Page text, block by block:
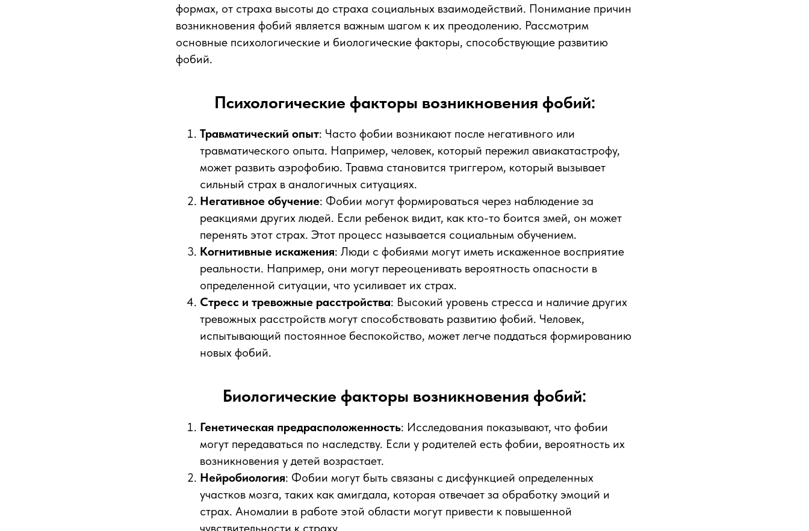
формах, от страха высоты до страха социальных взаимодействий. Понимание причин
возникновения фобий является важным шагом к их преодолению. Рассмотрим
основные психологические и биологические факторы, способствующие развитию
фобий.
Психологические факторы возникновения фобий:
Травматический опыт: Часто фобии возникают после негативного или
травматического опыта. Например, человек, который пережил авиакатастрофу,
может развить аэрофобию. Травма становится триггером, который вызывает
сильный страх в аналогичных ситуациях.
Негативное обучение: Фобии могут формироваться через наблюдение за
реакциями других людей. Если ребенок видит, как кто-то боится змей, он может
перенять этот страх. Этот процесс называется социальным обучением.
Когнитивные искажения: Люди с фобиями могут иметь искаженное восприятие
реальности. Например, они могут переоценивать вероятность опасности в
определенной ситуации, что усиливает их страх.
Стресс и тревожные расстройства: Высокий уровень стресса и наличие других
тревожных расстройств могут способствовать развитию фобий. Человек,
испытывающий постоянное беспокойство, может легче поддаться формированию
новых фобий.
Биологические факторы возникновения фобий:
Генетическая предрасположенность: Исследования показывают, что фобии
могут передаваться по наследству. Если у родителей есть фобии, вероятность их
возникновения у детей возрастает.
Нейробиология: Фобии могут быть связаны с дисфункцией определенных
участков мозга, таких как амигдала, которая отвечает за обработку эмоций и
страх. Аномалии в работе этой области могут привести к повышенной
чувствительности к страху.